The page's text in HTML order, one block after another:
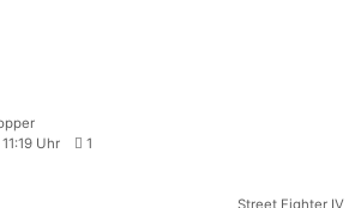
Uhr
1